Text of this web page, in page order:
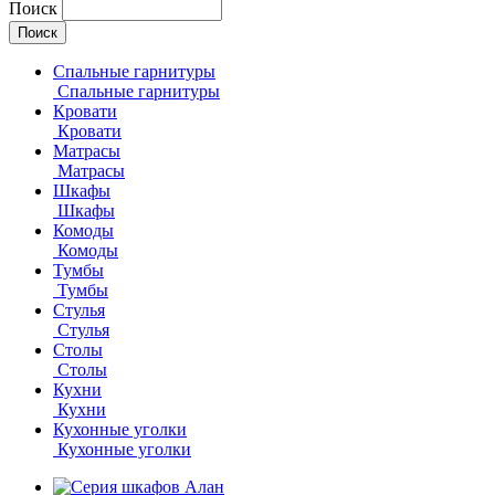
Поиск
Спальные гарнитуры
Спальные гарнитуры
Кровати
Кровати
Матрасы
Матрасы
Шкафы
Шкафы
Комоды
Комоды
Тумбы
Тумбы
Стулья
Стулья
Столы
Столы
Кухни
Кухни
Кухонные уголки
Кухонные уголки